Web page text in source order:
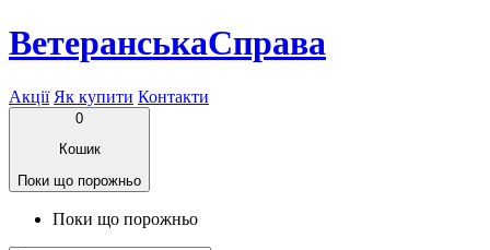
ВетеранськаСправа
Акції Як купити Контакти
0
Кошик
Поки що порожньо
Поки що порожньо